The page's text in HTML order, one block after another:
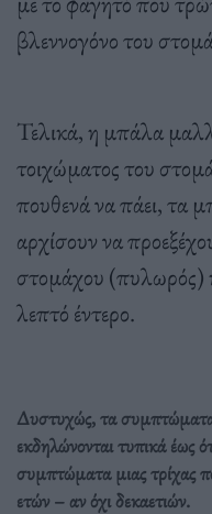
βλεννογόνο του
Τελικά, η μπάλα
τοιχώματος του
πουθενά να πάει, τα
αρχίσουν να
στομάχου (πυλωρός)
λεπτό έντερο.
Δυστυχώς, τα
εκδηλώνονται τυπικά έως
συμπτώματα μιας τρίχας
ετών – αν όχι δεκαετιών.